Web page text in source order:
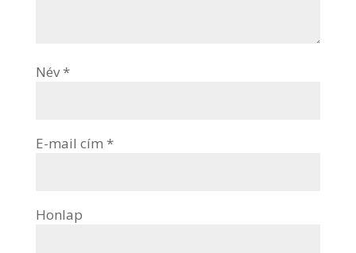
Név*
E-mail cím *
Honlap